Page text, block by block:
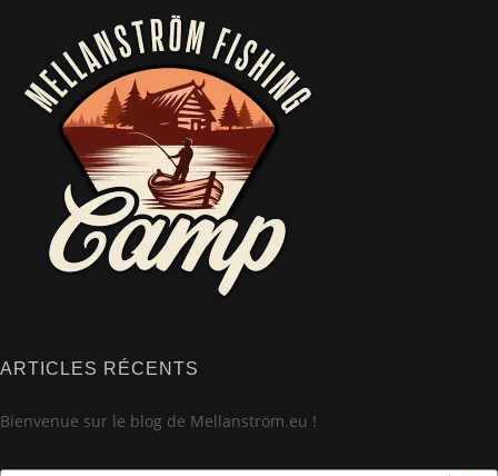
ARTICLES RÉCENTS
Bienvenue sur le blog de Mellanström.eu !